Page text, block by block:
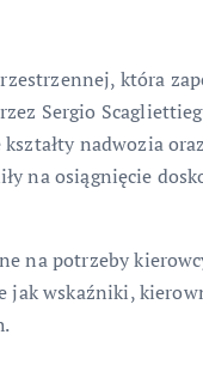
która
Sergio
nadwozia
na osiągnięcie
na potrzeby
jak wskaźniki,